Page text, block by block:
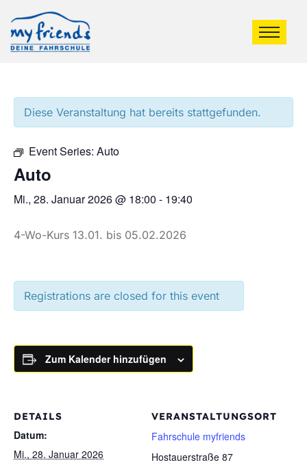
Diese Veranstaltung hat bereits stattgefunden.
Event Series: Auto
Auto
Mi., 28. Januar 2026 @ 18:00 - 19:40
4-Wo-Kurs 13.01. bis 05.02.2026
Registrations are closed for this event
Zum Kalender hinzufügen
DETAILS
Datum:
Mi., 28. Januar 2026
VERANSTALTUNGSORT
Fahrschule myfriends
Hostauerstraße 87